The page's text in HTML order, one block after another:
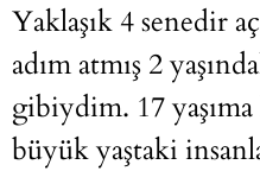
Yaklaşık 4 senedir
adım atmış 2
gibiydim. 17
büyük yaştaki